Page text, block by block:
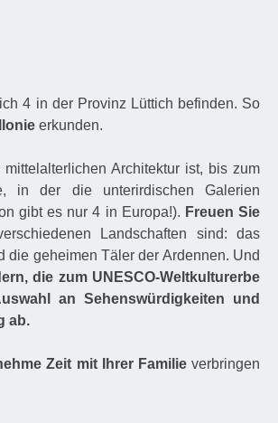
4 in der Provinz Lüttich befinden. So
erkunden.
Architektur ist, bis zum
in der die unterirdischen Galerien
gibt es nur 4 in Europa!). Freuen Sie
Landschaften sind: das
geheimen Täler der Ardennen. Und
die zum UNESCO-Weltkulturerbe
an Sehenswürdigkeiten und
ab.
Zeit mit Ihrer Familieverbringen